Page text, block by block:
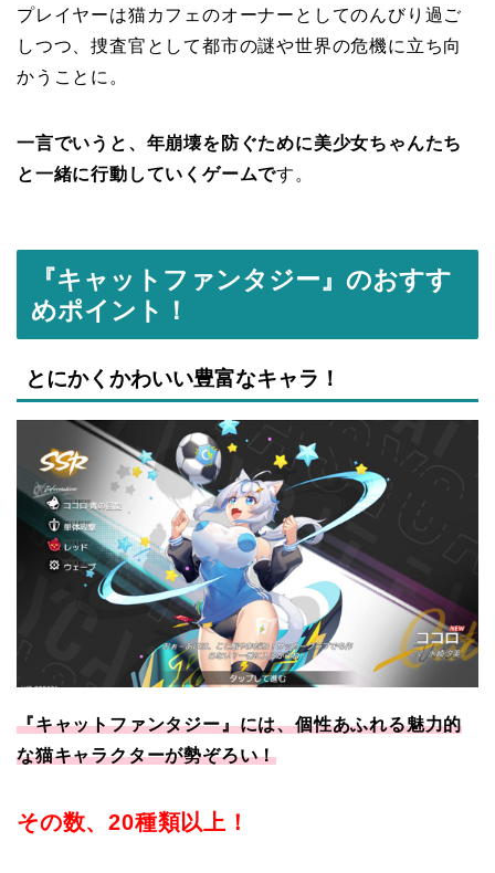
プレイヤーは猫カフェのオーナーとしてのんびり過ご
しつつ、捜査官として都市の謎や世界の危機に立ち向
かうことに。
一言でいうと、年崩壊を防ぐために美少女ちゃんたち
と一緒に行動していくゲームです。
『キャットファンタジー』のおすす
めポイント！
とにかくかわいい豊富なキャラ！
『キャットファンタジー』には、個性あふれる魅力的
な猫キャラクターが勢ぞろい！
その数、20種類以上！